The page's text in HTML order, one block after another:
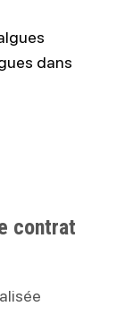
dans
contrat